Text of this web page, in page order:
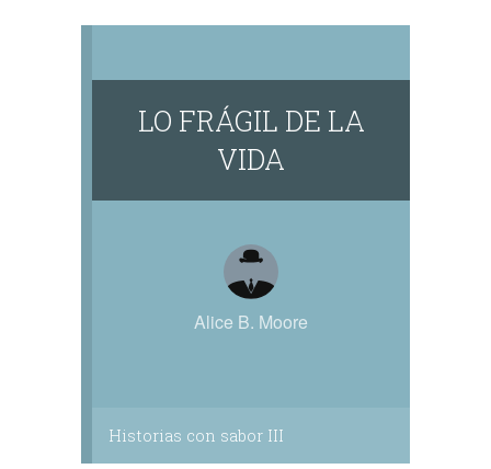
LO FRÁGIL DE LA
VIDA
Alice B. Moore
Historias con sabor III